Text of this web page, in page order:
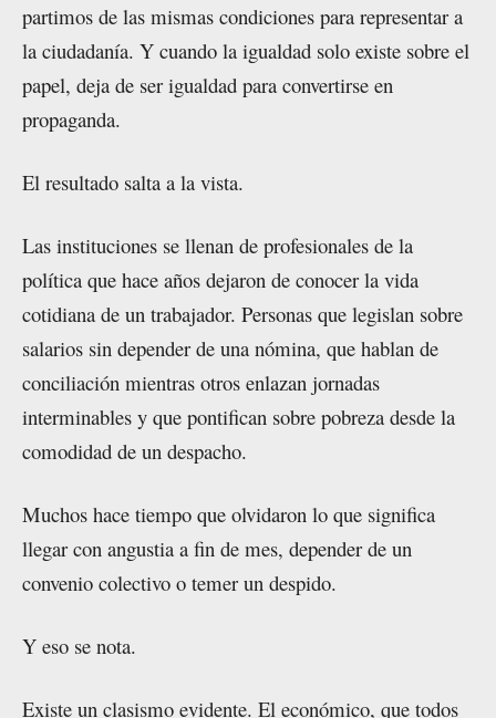
partimos de las mismas condiciones para representar a
la ciudadanía. Y cuando la igualdad solo existe sobre el
papel, deja de ser igualdad para convertirse en
propaganda.
El resultado salta a la vista.
Las instituciones se llenan de profesionales de la
política que hace años dejaron de conocer la vida
cotidiana de un trabajador. Personas que legislan sobre
salarios sin depender de una nómina, que hablan de
conciliación mientras otros enlazan jornadas
interminables y que pontifican sobre pobreza desde la
comodidad de un despacho.
Muchos hace tiempo que olvidaron lo que significa
llegar con angustia a fin de mes, depender de un
convenio colectivo o temer un despido.
Y eso se nota.
Existe un clasismo evidente. El económico, que todos